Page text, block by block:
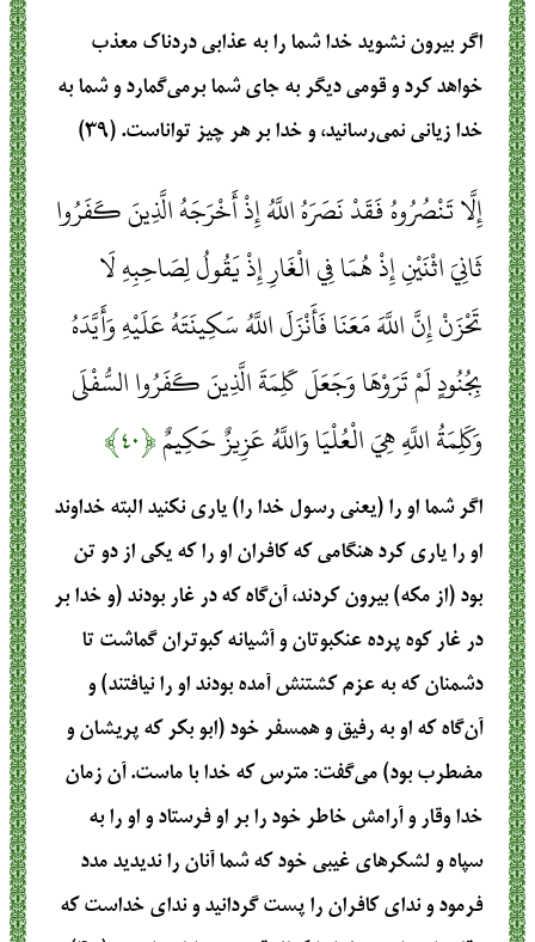
اگر بیرون نشوید خدا شما را به عذابی دردناک معذب
خواهد کرد و قومی دیگر به جای شما برمی‌گمارد و شما به
خدا زیانی نمی‌رسانید، و خدا بر هر چیز تواناست. (۳۹)
إِلَّا تَنْصُرُوهُ فَقَدْ نَصَرَهُ اللَّهُ إِذْ أَخْرَجَهُ الَّذِينَ كَفَرُوا
ثَانِيَ اثْنَيْنِ إِذْ هُمَا فِي الْغَارِ إِذْ يَقُولُ لِصَاحِبِهِ لَا
تَحْزَنْ إِنَّ اللَّهَ مَعَنَا فَأَنْزَلَ اللَّهُ سَكِينَتَهُ عَلَيْهِ وَأَيَّدَهُ
بِجُنُودٍ لَمْ تَرَوْهَا وَجَعَلَ كَلِمَةَ الَّذِينَ كَفَرُوا السُّفْلَى
وَكَلِمَةُ اللَّهِ هِيَ الْعُلْيَا وَاللَّهُ عَزِيزٌ حَكِيمٌ﴿۴۰﴾
اگر شما او را (یعنی رسول خدا را) یاری نکنید البته خداوند
او را یاری کرد هنگامی که کافران او را که یکی از دو تن
بود (از مکه) بیرون کردند، آن‌گاه که در غار بودند (و خدا بر
در غار کوه پرده عنکبوتان و آشیانه کبوتران گماشت تا
دشمنان که به عزم کشتنش آمده بودند او را نیافتند) و
آن‌گاه که او به رفیق و همسفر خود (ابو بکر که پریشان و
مضطرب بود) می‌گفت: مترس که خدا با ماست. آن زمان
خدا وقار و آرامش خاطر خود را بر او فرستاد و او را به
سپاه و لشکرهای غیبی خود که شما آنان را ندیدید مدد
فرمود و ندای کافران را پست گردانید و ندای خداست که